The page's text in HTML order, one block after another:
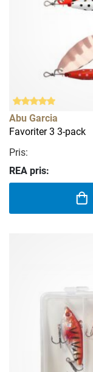
Abu Garcia
Favoriter 3 3-pack
Pris:
REA pris: